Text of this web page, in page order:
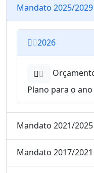
Mandato 2025/2029
2026
Plano para o
Mandato 2021/2025
Mandato 2017/2021